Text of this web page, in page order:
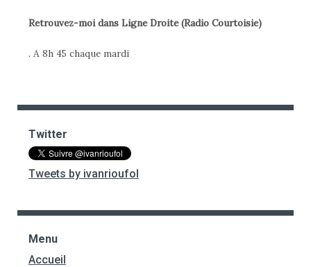
Retrouvez-moi dans Ligne Droite (Radio Courtoisie)
. A 8h 45 chaque mardi
Twitter
Tweets by ivanrioufol
Menu
Accueil